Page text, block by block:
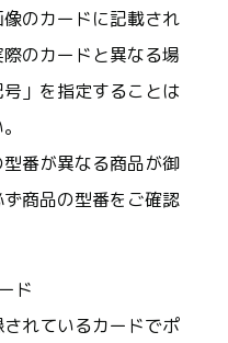
のカードに記載され
のカードと異なる場
」を指定することは
番が異なる商品が御
商品の型番をご確認
ド
れているカードでポ